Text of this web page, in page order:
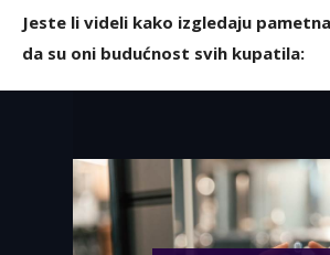
Jeste li videli kako izgledaju
da su oni budućnost svih kupatila: